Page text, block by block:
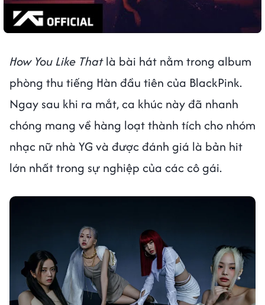
How You Like Thatlà bài hát nằm trong album
phòng thu tiếng Hàn đầu tiên của BlackPink.
Ngay sau khi ra mắt, ca khúc này đã nhanh
chóng mang về hàng loạt thành tích cho nhóm
nhạc nữ nhà YG và được đánh giá là bản hit
lớn nhất trong sự nghiệp của các cô gái.